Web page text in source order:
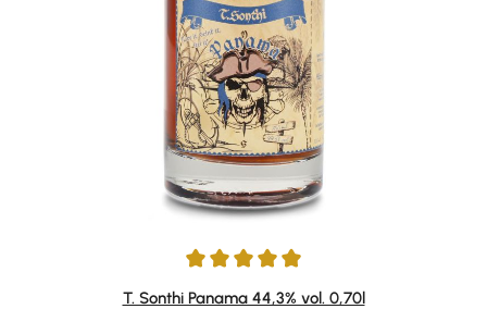
Durchschnittliche Bewertung von 5 von 5 Sternen
T. Sonthi Panama 44,3% vol. 0,70l